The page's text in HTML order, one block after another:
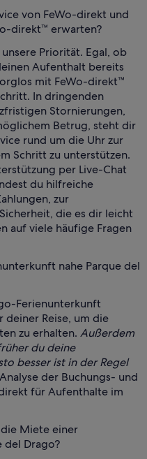
von FeWo-direkt und
direkt™ erwarten?
Priorität. Egal, ob
Aufenthalt bereits
mit FeWo-direkt™
In dringenden
Stornierungen,
Betrug, steht dir
rund um die Uhr zur
Schritt zu unterstützen.
per Live-Chat
du hilfreiche
zur
die es dir leicht
auf viele häufige Fragen
nahe Parque del
Ferienunterkunft
Reise, um die
zu erhalten. Außerdem
du deine
besser ist in der Regel
der Buchungs- und
für Aufenthalte im
Miete einer
del Drago?